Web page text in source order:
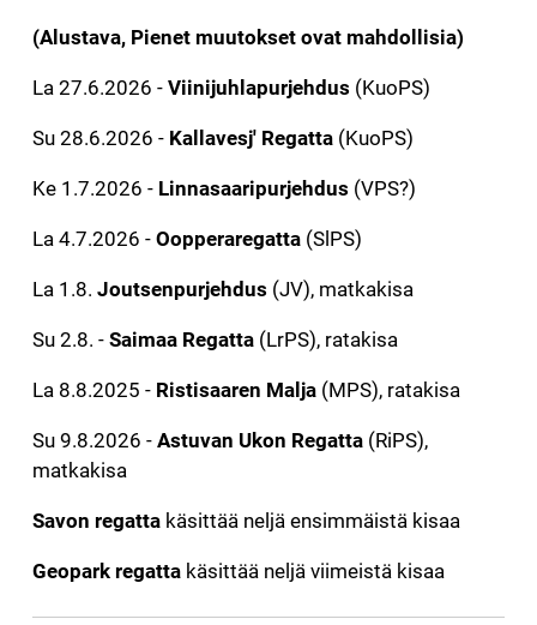
(Alustava, Pienet muutokset ovat mahdollisia)
La 27.6.2026 - Viinijuhlapurjehdus (KuoPS)
Su 28.6.2026 - Kallavesj' Regatta(KuoPS)
Ke 1.7.2026 - Linnasaaripurjehdus (VPS?)
La 4.7.2026 - Oopperaregatta(SlPS)
La 1.8. Joutsenpurjehdus (JV), matkakisa
Su 2.8. - Saimaa Regatta(LrPS), ratakisa
La 8.8.2025 - Ristisaaren Malja(MPS), ratakisa
Su 9.8.2026 - Astuvan Ukon Regatta(RiPS),
matkakisa
Savon regattakäsittää neljä ensimmäistä kisaa
Geopark regattakäsittää neljä viimeistä kisaa